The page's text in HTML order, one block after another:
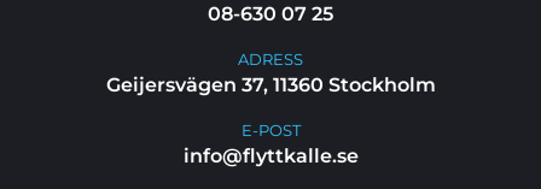
08-630 07 25
ADRESS
Geijersvägen 37, 11360 Stockholm
E-POST
info@flyttkalle.se